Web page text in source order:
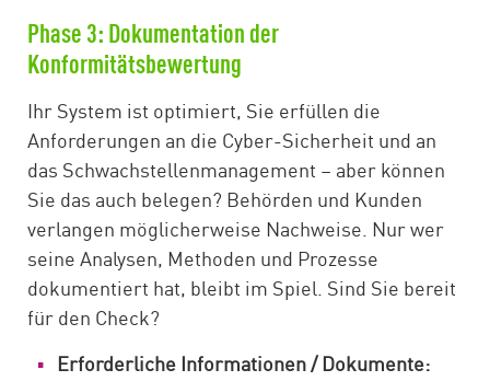
Phase 3: Dokumentation der
Konformitätsbewertung
Ihr System ist optimiert, Sie erfüllen die
Anforderungen an die Cyber-Sicherheit und an
das Schwachstellenmanagement – aber können
Sie das auch belegen? Behörden und Kunden
verlangen möglicherweise Nachweise. Nur wer
seine Analysen, Methoden und Prozesse
dokumentiert hat, bleibt im Spiel. Sind Sie bereit
für den Check?
Erforderliche Informationen / Dokumente: